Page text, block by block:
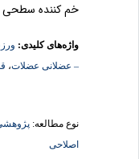
خم کننده سطحی
واژه‌های کلیدی:ورزش
– عضلانی عضلات،
نوع مطالعه:پژوهشي|
اصلاحی